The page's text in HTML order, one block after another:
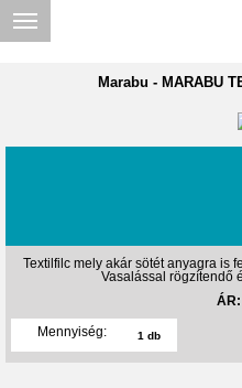
Marabu - MARABU
Textilfilc mely akár sötét anyagra is
Vasalással rögzítendő
ÁR:
Mennyiség: